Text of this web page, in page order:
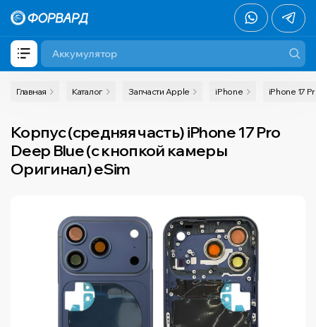
Главная Каталог Запчасти Apple iPhone iPhone 17
Корпус (средняя часть) iPhone 17 Pro
Deep Blue (с кнопкой камеры
Оригинал) eSim